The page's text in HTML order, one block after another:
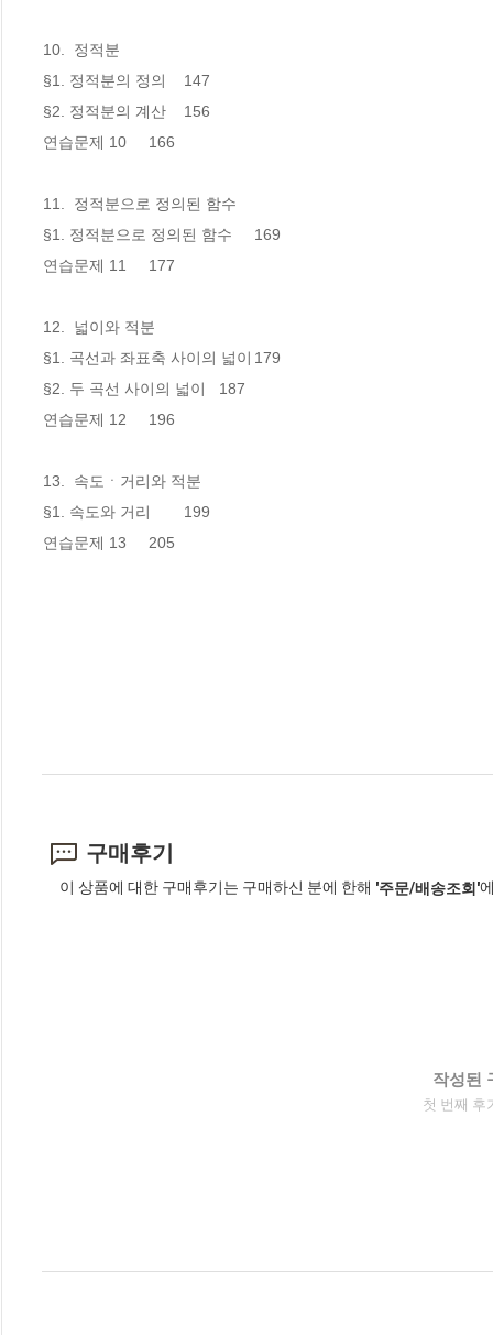
10.  정적분
§1. 정적분의 정의	147
§2. 정적분의 계산	156
연습문제 10 	166
11.  정적분으로 정의된 함수
§1. 정적분으로 정의된 함수	169
연습문제 11 	177
12.  넓이와 적분
§1. 곡선과 좌표축 사이의 넓이	179
§2. 두 곡선 사이의 넓이	187
연습문제 12 	196
13.  속도ㆍ거리와 적분
§1. 속도와 거리	199
연습문제 13 	205
구매후기
이 상품에 대한 구매후기는 구매하신 분에 한해 '주문/배송조회'
작성된
첫 번째 후